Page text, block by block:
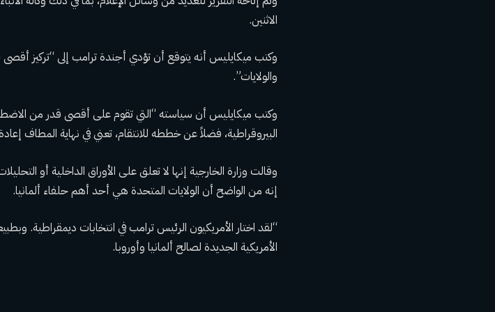
الاثنين.
وكتب ميكايليس أنه يتوقع أن تؤدي أجندة ترامب إلى “تركيز
والولايات”.
وكتب ميكايليس أن سياسته “التي تقوم على أقصى قدر من
البيروقراطية، فضلاً عن خططه للانتقام، تعني في نهاية المطاف
وقالت وزارة الخارجية إنها لا تعلق على الأوراق الداخلية أو
إنه من الواضح أن الولايات المتحدة هي أحد أهم حلفاء ألمانيا.
“لقد اختار الأمريكيون الرئيس ترامب في انتخابات ديمقراطية.
الأمريكية الجديدة لصالح ألمانيا وأوروبا.